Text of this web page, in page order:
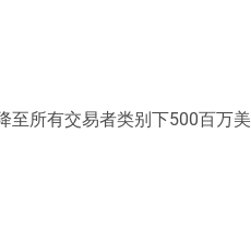
至所有交易者类别下500百万美